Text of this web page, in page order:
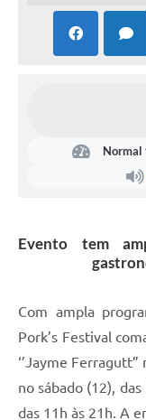
Normas e Legislação
Sistema de Protocolo
Listagem dos CEPs
Acesso à Informação
Contratos
Associação dos
Vinhedo
Evento tem
Com ampla
Pork’s Festival
‘’Jayme
no sábado (12),
das 11h às 21h. A